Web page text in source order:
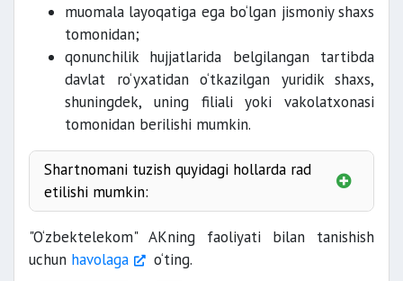
muomala layoqatiga ega bo‘lgan jismoniy shaxs
tomonidan;
qonunchilik hujjatlarida belgilangan tartibda
davlat ro‘yxatidan o‘tkazilgan yuridik shaxs,
shuningdek, uning filiali yoki vakolatxonasi
tomonidan berilishi mumkin.
Shartnomani tuzish quyidagi hollarda rad
etilishi mumkin:
14 yoshdan 18 yoshgacha
bo‘lgan voyaga etmaganlarning
"O‘zbektelekom" AKning faoliyati bilan tanishish
uchun havolaga o‘ting.